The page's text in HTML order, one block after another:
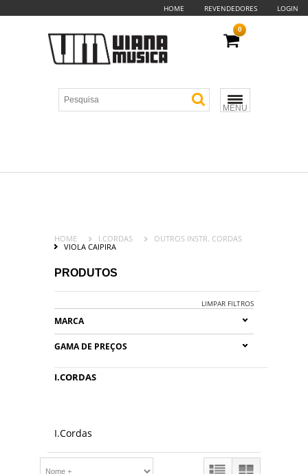
HOME REVENDEDORES LOGIN
MENU
0
HOME I.CORDAS
OUTROS INSTR. CORDAS
VIOLA CAIPIRA
PRODUTOS
LIMPAR FILTROS
MARCA
GAMA DE PREÇOS
I.CORDAS
I.Cordas